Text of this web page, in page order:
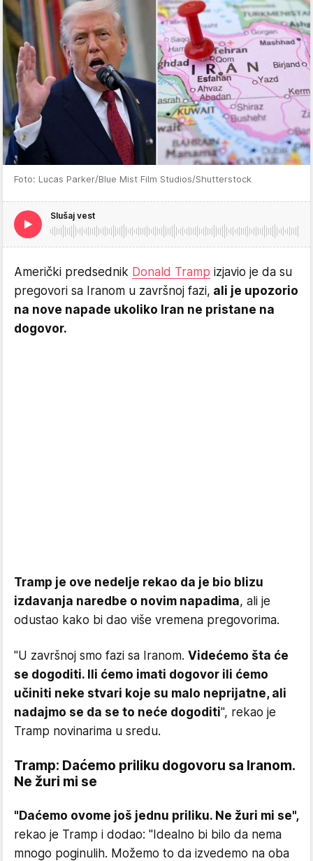
Foto: Lucas Parker/Blue Mist Film Studios/Shutterstock
Slušaj vest
Američki predsednik Donald Tramp izjavio je da su
pregovori sa Iranom u završnoj fazi, ali je upozorio
na nove napade ukoliko Iran ne pristane na
dogovor.
Tramp je ove nedelje rekao da je bio blizu
izdavanja naredbe o novim napadima, ali je
odustao kako bi dao više vremena pregovorima.
"U završnoj smo fazi sa Iranom. Videćemo šta će
se dogoditi. Ili ćemo imati dogovor ili ćemo
učiniti neke stvari koje su malo neprijatne, ali
nadajmo se da se to neće dogoditi", rekao je
Tramp novinarima u sredu.
Tramp: Daćemo priliku dogovoru sa Iranom.
Ne žuri mi se
"Daćemo ovome još jednu priliku. Ne žuri mi se",
rekao je Tramp i dodao: "Idealno bi bilo da nema
mnogo poginulih. Možemo to da izvedemo na oba